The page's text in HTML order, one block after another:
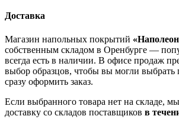
Доставка
Магазин напольных покрытий
собственным складом в Оренбурге —
всегда есть в наличии. В офисе продаж
выбор образцов, чтобы вы могли
сразу оформить заказ.
Если выбранного товара нет на складе,
доставку со складов поставщиков в